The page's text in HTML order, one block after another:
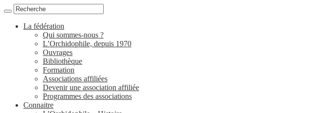
La fédération
Qui sommes-nous ?
L’Orchidophile, depuis 1970
Ouvrages
Bibliothèque
Formation
Associations affiliées
Devenir une association affiliée
Programmes des associations
Connaitre